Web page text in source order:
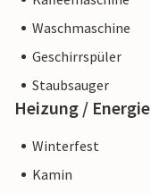
Waschmaschine
Geschirrspüler
Staubsauger
Heizung / Energie
Winterfest
Kamin